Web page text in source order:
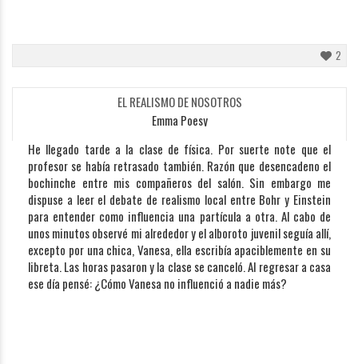
2
EL REALISMO DE NOSOTROS
Emma Poesy
He llegado tarde a la clase de física. Por suerte note que el
profesor se había retrasado también. Razón que desencadeno el
bochinche entre mis compañeros del salón. Sin embargo me
dispuse a leer el debate de realismo local entre Bohr y Einstein
para entender como influencia una partícula a otra. Al cabo de
unos minutos observé mi alrededor y el alboroto juvenil seguía allí,
excepto por una chica, Vanesa, ella escribía apaciblemente en su
libreta. Las horas pasaron y la clase se canceló. Al regresar a casa
ese día pensé: ¿Cómo Vanesa no influenció a nadie más?